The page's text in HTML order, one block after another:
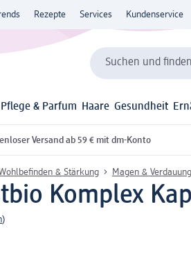
Rezepte Services Kundenservice
Suchen und finden
Pflege & Parfum Haare Gesundheit
Versand ab 59 € mit dm-Konto
& Stärkung Magen & Verdauung
Komplex
)